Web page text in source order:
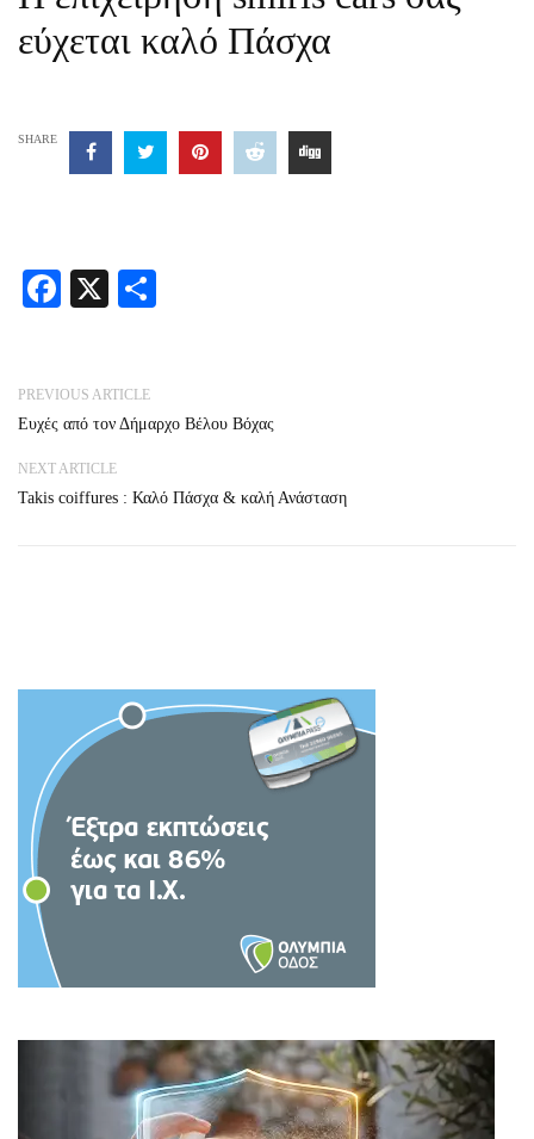
εύχεται καλό Πάσχα
SHARE
Facebook
X
PREVIOUS ARTICLE
Ευχές από τον Δήμαρχο Βέλου Βόχας
NEXT ARTICLE
Takis coiffures : Καλό Πάσχα & καλή Ανάσταση